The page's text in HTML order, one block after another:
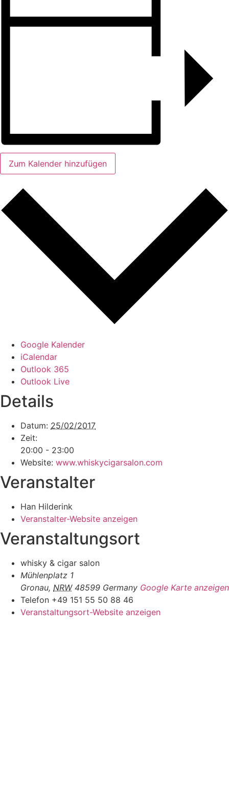
Zum Kalender hinzufügen
Google Kalender
iCalendar
Outlook 365
Outlook Live
Details
Datum: 25/02/2017
Zeit:
20:00 - 23:00
Website: www.whiskycigarsalon.com
Veranstalter
Han Hilderink
Veranstalter-Website anzeigen
Veranstaltungsort
whisky & cigar salon
Mühlenplatz 1
Gronau, NRW 48599 Germany Google Karte anzeigen
Telefon +49 151 55 50 88 46
Veranstaltungsort-Website anzeigen